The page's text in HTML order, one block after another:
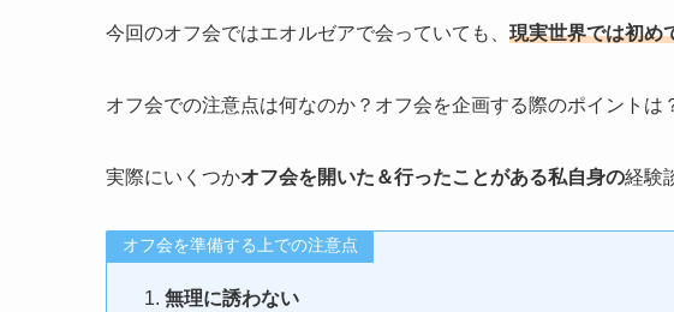
今回のオフ会ではエオルゼアで会っていても、 現実世界では初め
オフ会での注意点は何なのか？オフ会を企画する際のポイントは
実際にいくつかオフ会を開いた＆行ったことがある私自身の経験
オフ会を準備する上での注意点
無理に誘わない